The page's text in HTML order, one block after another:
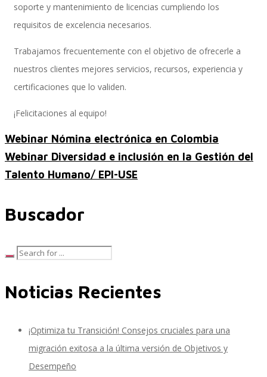
SAP JAM
Look & Feel SAP SuccessFactors
Firma Electrónica con DocuSign
Express Packages
Soporte SuccessFactors
SAP Time & Attendance by Workforce Software
soporte y mantenimiento de licencias cumpliendo los
requisitos de excelencia necesarios.
Trabajamos frecuentemente con el objetivo de ofrecerle a
nuestros clientes mejores servicios, recursos, experiencia y
certificaciones que lo validen.
¡Felicitaciones al equipo!
Webinar Nómina electrónica en Colombia
Webinar Diversidad e inclusión en la Gestión del
Talento Humano/ EPI-USE
Buscador
Noticias Recientes
¡Optimiza tu Transición! Consejos cruciales para una
migración exitosa a la última versión de Objetivos y
Desempeño